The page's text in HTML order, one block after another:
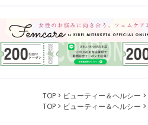
TOP ビューティー＆ヘルシー
TOP
ビューティー＆ヘルシー